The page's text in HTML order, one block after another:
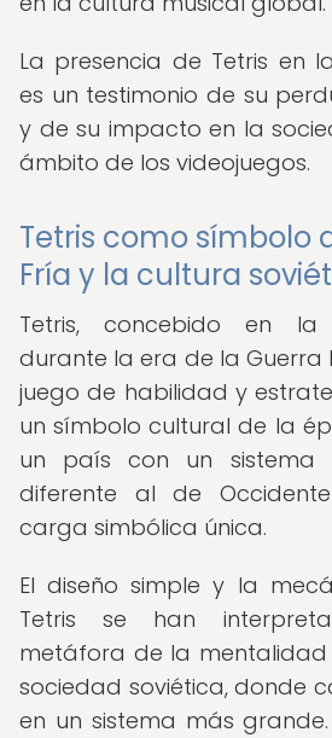
La presencia de Tetris en
es un testimonio de su
y de su impacto en la
ámbito de los videojuegos.
Tetris como símbolo
Fría y la cultura
Tetris, concebido en la
durante la era de la Guerra
juego de habilidad y
un símbolo cultural de la
un país con un sistema
diferente al de
carga simbólica única.
El diseño simple y la
Tetris se han
metáfora de la mentalidad
sociedad soviética, donde
en un sistema más